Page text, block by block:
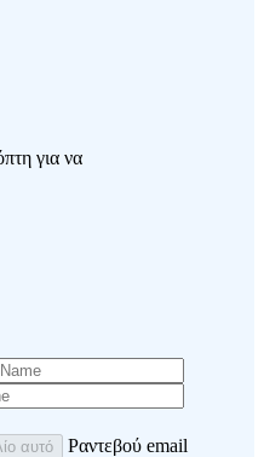
για να
αυτό
Ραντεβού email